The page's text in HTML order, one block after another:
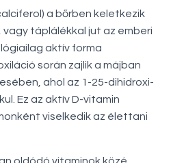
a bőrben keletkezik
táplálékkal jut az emberi
aktív forma
során zajlik a májban
ahol az 1-25-dihidroxi-
Ez az aktív D-vitamin
viselkedik az élettani